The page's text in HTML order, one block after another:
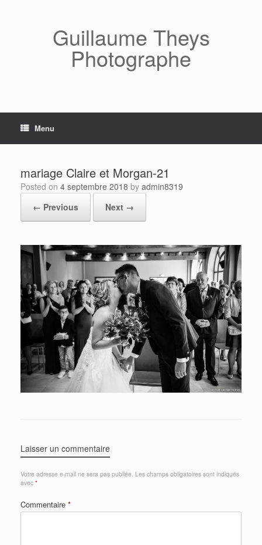
Guillaume Theys
Photographe
Menu
mariage Claire et Morgan-21
Posted on 4 septembre 2018 by admin8319
← Previous
Next →
Laisser un commentaire
Votre adresse e-mail ne sera pas publiée. Les champs obligatoires sont indiqués
avec *
Commentaire *